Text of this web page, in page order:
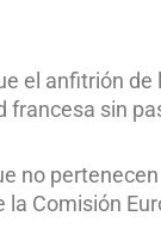
el anfitrión
francesa sin
no
Comisión